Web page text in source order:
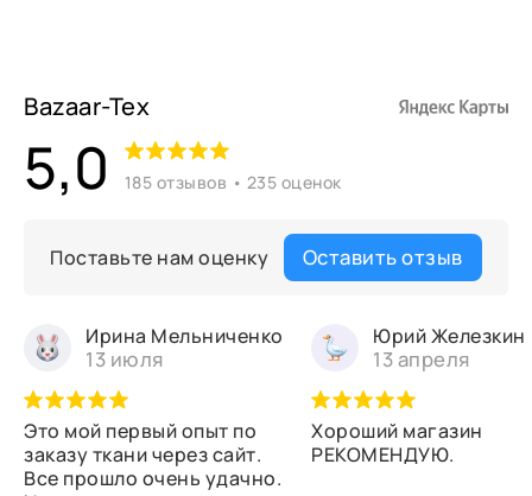
Bazaar-Tex
5,0 185 отзывов • 235 оценок
Поставьте нам оценку Оставить отзыв
Ирина Мельниченко
13 июля
Это мой первый опыт по
заказу ткани через сайт.
Все прошло очень удачно.
Юрий Железкин
13 апреля
Хороший магазин
РЕКОМЕНДУЮ.